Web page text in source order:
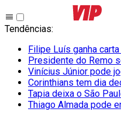
Tendências:
Filipe Luís ganha carta
Presidente do Remo
Vinícius Júnior pode
Corinthians tem dia
Tapia deixa o São
Thiago Almada pode